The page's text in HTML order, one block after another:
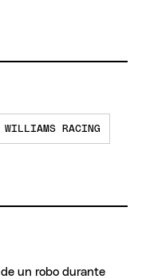
WILLIAMS RACING
un robo durante